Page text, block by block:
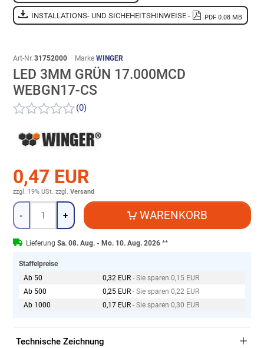
INSTALLATIONS- UND SICHEHEITSHINWEISE - PDF 0.08 MB
Art-Nr. 31752000 Marke WINGER
LED 3MM GRÜN 17.000MCD
WEBGN17-CS
(0)
0,47 EUR
zzgl. 19% USt. zzgl. Versand
Menge
- + WARENKORB
Lieferung Sa. 08. Aug. - Mo. 10. Aug. 2026**
Staffelpreise
Ab 50
0,32 EUR - Sie sparen 0,15 EUR
Ab 500
0,25 EUR - Sie sparen 0,22 EUR
Ab 1000
0,17 EUR - Sie sparen 0,30 EUR
Technische Zeichnung